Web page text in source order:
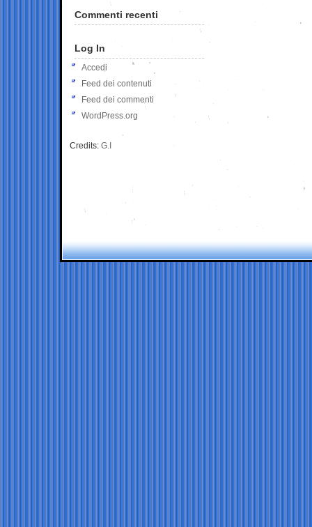
Commenti recenti
Log In
Accedi
Feed dei contenuti
Feed dei commenti
WordPress.org
Credits: G.I